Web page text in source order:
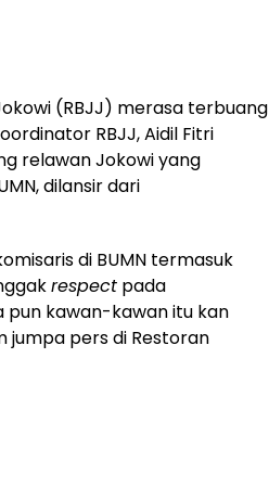
(RBJJ) merasa terbuang
RBJJ, Aidil Fitri
relawan Jokowi yang
dilansir dari
di BUMN termasuk
respect pada
pun kawan-kawan itu kan
jumpa pers di Restoran